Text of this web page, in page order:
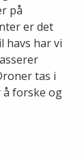
på
er det
havs har vi
tas i
å forske og